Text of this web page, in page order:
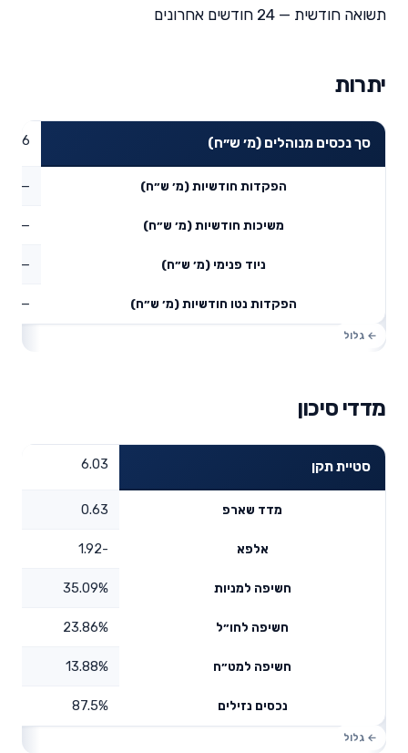
תשואה חודשית — 24 חודשים אחרונים
יתרות
סך נכסים מנוהלים (מ׳ ש״ח)
הפקדות חודשיות (מ׳ ש״ח) —
משיכות חודשיות (מ׳ ש״ח) —
ניוד פנימי (מ׳ ש״ח) —
הפקדות נטו חודשיות (מ׳ ש״ח) —
מדדי סיכון
סטיית תקן 6.03
מדד שארפ 0.63
אלפא -1.92
חשיפה למניות 35.09%
חשיפה לחו״ל 23.86%
חשיפה למט״ח 13.88%
נכסים נזילים 87.5%